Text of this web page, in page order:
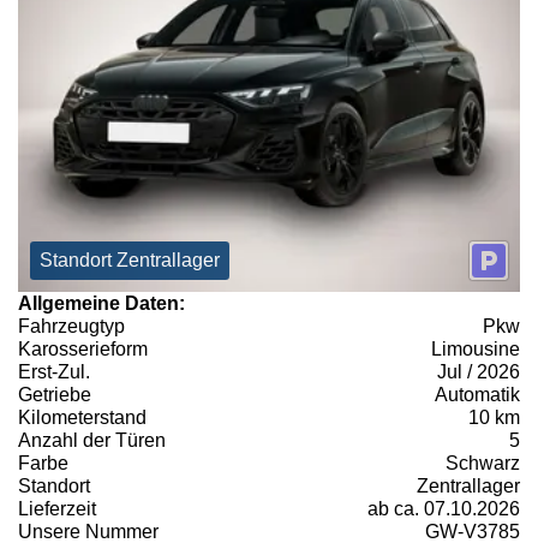
Standort Zentrallager
Allgemeine Daten:
Fahrzeugtyp
Pkw
Karosserieform
Limousine
Erst-Zul.
Jul / 2026
Getriebe
Automatik
Kilometerstand
10 km
Anzahl der Türen
5
Farbe
Schwarz
Standort
Zentrallager
Lieferzeit
ab ca. 07.10.2026
Unsere Nummer
GW-V3785